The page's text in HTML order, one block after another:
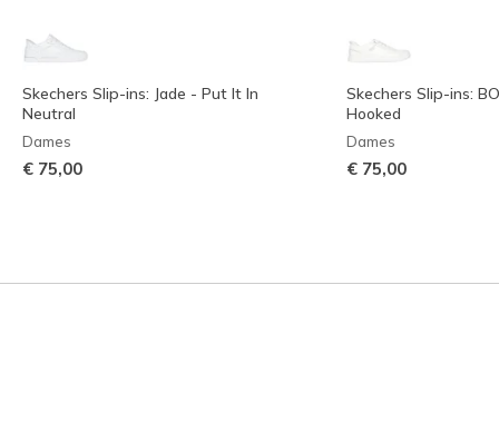
Skechers Slip-ins: Jade - Put It In
Neutral
Dames
€ 75,00
Skechers Slip-ins:
Hooked
Dames
€ 75,00